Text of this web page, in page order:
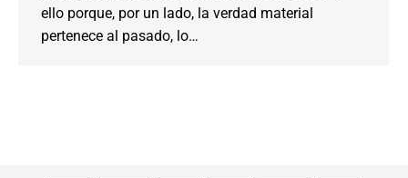
ello porque, por un lado, la verdad material
pertenece al pasado, lo…